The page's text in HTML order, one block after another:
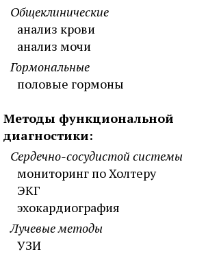
Общеклинические
анализ крови
анализ мочи
Гормональные
половые гормоны
Методы функциональной
диагностики:
Сердечно-сосудистой системы
мониторинг по Холтеру
ЭКГ
эхокардиография
Лучевые методы
УЗИ